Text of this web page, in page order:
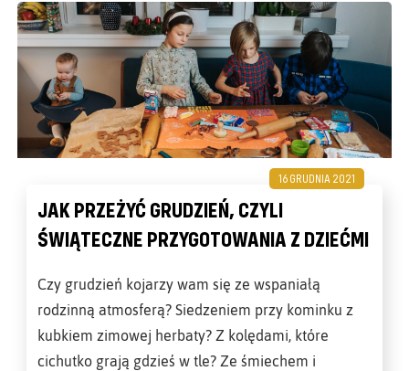
16 GRUDNIA 2021
JAK PRZEŻYĆ GRUDZIEŃ, CZYLI
ŚWIĄTECZNE PRZYGOTOWANIA Z DZIEĆMI
Czy grudzień kojarzy wam się ze wspaniałą
rodzinną atmosferą? Siedzeniem przy kominku z
kubkiem zimowej herbaty? Z kolędami, które
cichutko grają gdzieś w tle? Ze śmiechem i